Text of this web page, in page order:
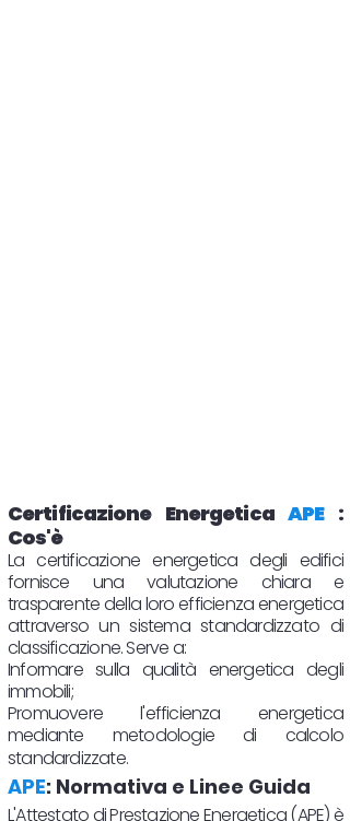
Certificazione EnergeticaAPE:
Cos'è
La certificazione energetica degli edifici
fornisce una valutazione chiara e
trasparente della loro efficienza energetica
attraverso un sistema standardizzato di
classificazione. Serve a:
Informare sulla qualità energetica degli
immobili;
Promuovere l'efficienza energetica
mediante metodologie di calcolo
standardizzate.
APE: Normativa e Linee Guida
L'Attestato di Prestazione Energetica (APE) è